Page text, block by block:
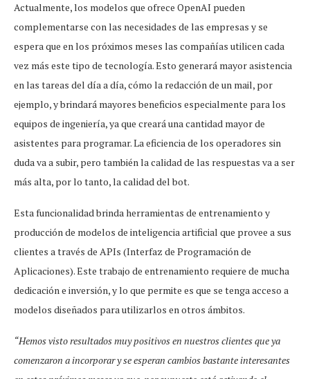
Actualmente, los modelos que ofrece OpenAI pueden
complementarse con las necesidades de las empresas y se
espera que en los próximos meses las compañías utilicen cada
vez más este tipo de tecnología. Esto generará mayor asistencia
en las tareas del día a día, cómo la redacción de un mail, por
ejemplo, y brindará mayores beneficios especialmente para los
equipos de ingeniería, ya que creará una cantidad mayor de
asistentes para programar. La eficiencia de los operadores sin
duda va a subir, pero también la calidad de las respuestas va a ser
más alta, por lo tanto, la calidad del bot.
Esta funcionalidad brinda herramientas de entrenamiento y
producción de modelos de inteligencia artificial que provee a sus
clientes a través de APIs (Interfaz de Programación de
Aplicaciones). Este trabajo de entrenamiento requiere de mucha
dedicación e inversión, y lo que permite es que se tenga acceso a
modelos diseñados para utilizarlos en otros ámbitos.
“Hemos visto resultados muy positivos en nuestros clientes que ya
comenzaron a incorporar y se esperan cambios bastante interesantes